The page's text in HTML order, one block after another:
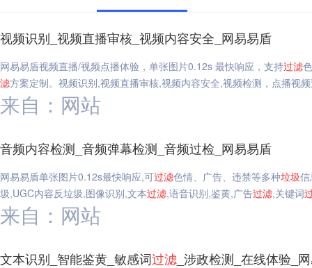
视频识别_视频直播审核_视频内容安全_网易易盾
网易易盾视频直播/视频点播体验，单张图片0.12s 最快响应，支持过滤
滤方案定制。视频识别,视频直播审核,视频内容安全,视频检测，点播视
来自：网站
音频内容检测_音频弹幕检测_音频过检_网易易盾
网易易盾单张图片0.12s最快响应,可过滤色情、广告、违禁等多种垃圾
圾,UGC内容反垃圾,图像识别,文本过滤,语音识别,鉴黄,广告过滤,关键词
来自：网站
文本识别_智能鉴黄_敏感词过滤 _涉政检测_在线体验_